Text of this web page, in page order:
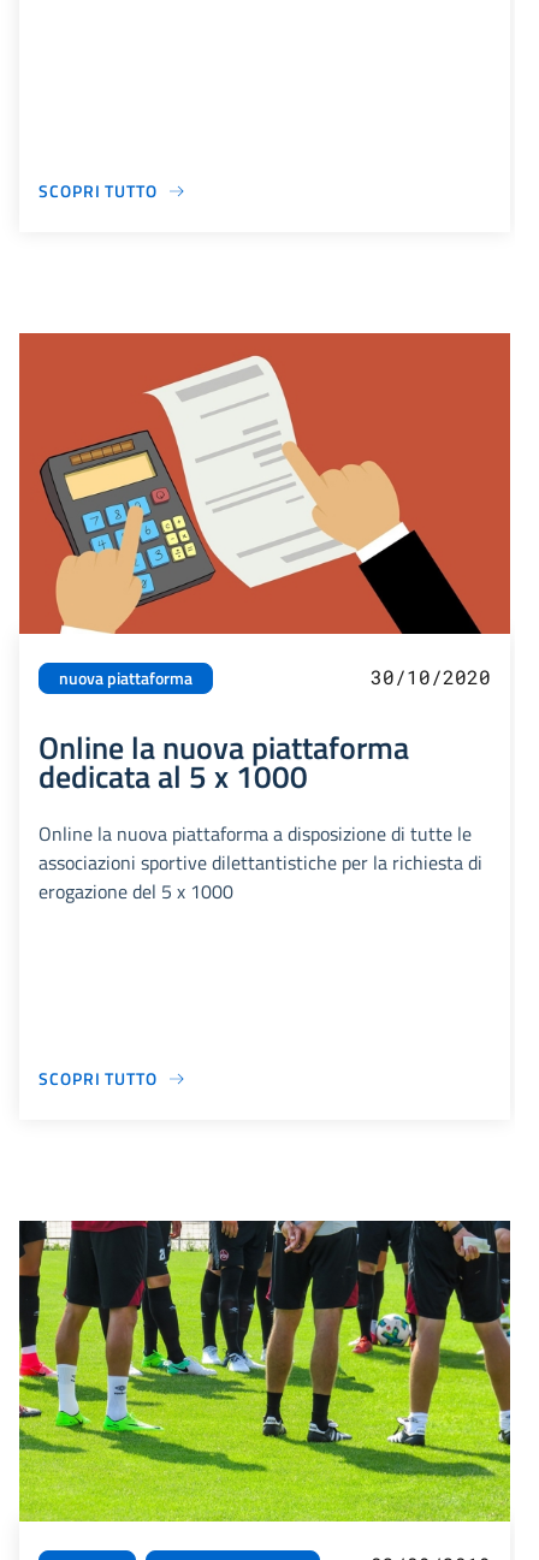
SCOPRI TUTTO
nuova piattaforma 30/10/2020
Online la nuova piattaforma
dedicata al 5 x 1000
Online la nuova piattaforma a disposizione di tutte le
associazioni sportive dilettantistiche per la richiesta di
erogazione del 5 x 1000
SCOPRI TUTTO